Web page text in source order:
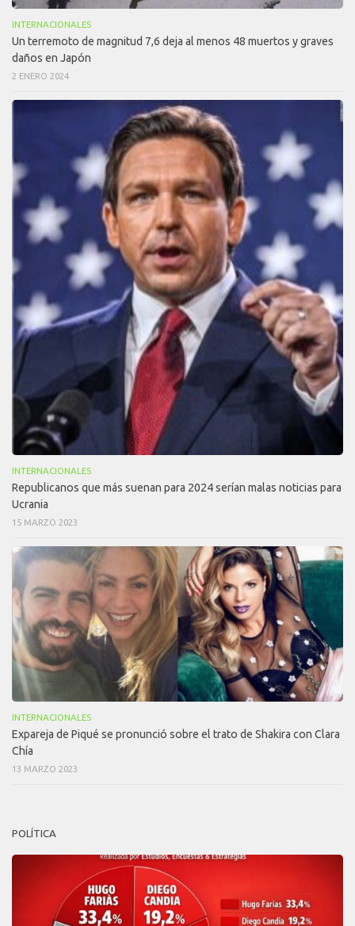
INTERNACIONALES
Un terremoto de magnitud 7,6 deja al menos 48 muertos y graves
daños en Japón
2 ENERO 2024
INTERNACIONALES
Republicanos que más suenan para 2024 serían malas noticias para
Ucrania
15 MARZO 2023
INTERNACIONALES
Expareja de Piqué se pronunció sobre el trato de Shakira con Clara
Chía
13 MARZO 2023
POLÍTICA